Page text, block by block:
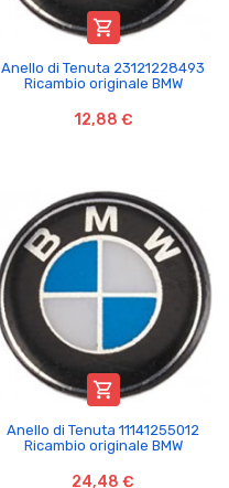

Anello di Tenuta 23121228493
Ricambio originale BMW
12,88 €

Anello di Tenuta 11141255012
Ricambio originale BMW
24,48 €